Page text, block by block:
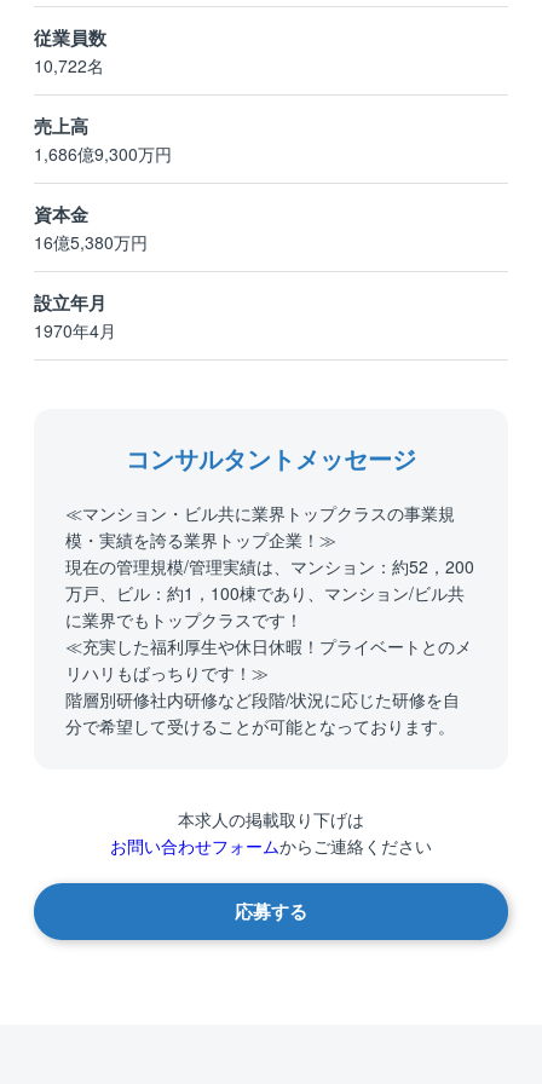
設立年月
1970年4月
資本金
16億5,380万円
売上高
1,686億9,300万円
従業員数
10,722名
コンサルタントメッセージ
≪マンション・ビル共に業界トップクラスの事業規
模・実績を誇る業界トップ企業！≫
現在の管理規模/管理実績は、マンション：約52，200
万戸、ビル：約1，100棟であり、マンション/ビル共
に業界でもトップクラスです！
≪充実した福利厚生や休日休暇！プライベートとのメ
リハリもばっちりです！≫
階層別研修社内研修など段階/状況に応じた研修を自
分で希望して受けることが可能となっております。
本求人の掲載取り下げは
お問い合わせフォームからご連絡ください
応募する